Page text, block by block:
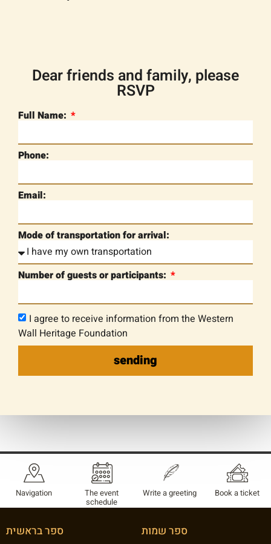
Dear friends and family, please
RSVP
Full Name:
Phone:
Email:
Mode of transportation for arrival:
Number of guests or participants:
I agree to receive information from the Western
Wall Heritage Foundation
sending
Navigation The event
schedule
Write a greeting Book a ticket
ספר בראשית ספר שמות